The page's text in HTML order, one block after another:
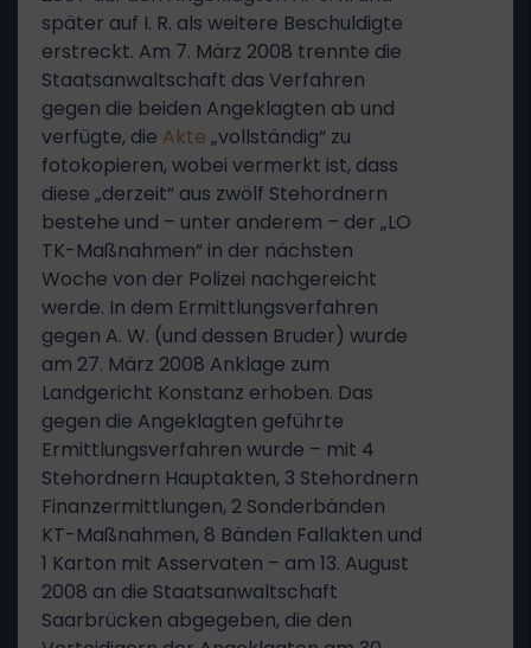
später auf I. R. als weitere Beschuldigte
erstreckt. Am 7. März 2008 trennte die
Staatsanwaltschaft das Verfahren
gegen die beiden Angeklagten ab und
verfügte, die Akte „vollständig“ zu
fotokopieren, wobei vermerkt ist, dass
diese „derzeit“ aus zwölf Stehordnern
bestehe und – unter anderem – der „LO
TK-Maßnahmen“ in der nächsten
Woche von der Polizei nachgereicht
werde. In dem Ermittlungsverfahren
gegen A. W. (und dessen Bruder) wurde
am 27. März 2008 Anklage zum
Landgericht Konstanz erhoben. Das
gegen die Angeklagten geführte
Ermittlungsverfahren wurde – mit 4
Stehordnern Hauptakten, 3 Stehordnern
Finanzermittlungen, 2 Sonderbänden
KT-Maßnahmen, 8 Bänden Fallakten und
1 Karton mit Asservaten – am 13. August
2008 an die Staatsanwaltschaft
Saarbrücken abgegeben, die den